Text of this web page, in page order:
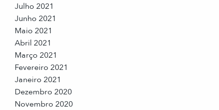
Julho 2021
Junho 2021
Maio 2021
Abril 2021
Março 2021
Fevereiro 2021
Janeiro 2021
Dezembro 2020
Novembro 2020